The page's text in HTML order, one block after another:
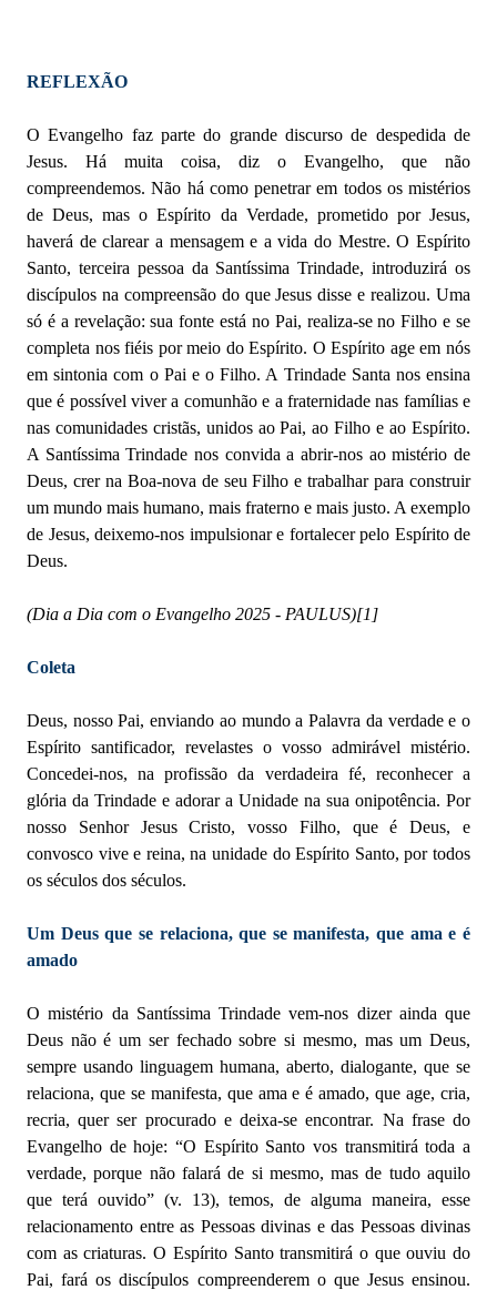
REFLEXÃO
O Evangelho faz parte do grande discurso de despedida de
Jesus. Há muita coisa, diz o Evangelho, que não
compreendemos. Não há como penetrar em todos os mistérios
de Deus, mas o Espírito da Verdade, prometido por Jesus,
haverá de clarear a mensagem e a vida do Mestre. O Espírito
Santo, terceira pessoa da Santíssima Trindade, introduzirá os
discípulos na compreensão do que Jesus disse e realizou. Uma
só é a revelação: sua fonte está no Pai, realiza-se no Filho e se
completa nos fiéis por meio do Espírito. O Espírito age em nós
em sintonia com o Pai e o Filho. A Trindade Santa nos ensina
que é possível viver a comunhão e a fraternidade nas famílias e
nas comunidades cristãs, unidos ao Pai, ao Filho e ao Espírito.
A Santíssima Trindade nos convida a abrir-nos ao mistério de
Deus, crer na Boa-nova de seu Filho e trabalhar para construir
um mundo mais humano, mais fraterno e mais justo. A exemplo
de Jesus, deixemo-nos impulsionar e fortalecer pelo Espírito de
Deus.
(Dia a Dia com o Evangelho 2025 - PAULUS)[1]
Coleta
Deus, nosso Pai, enviando ao mundo a Palavra da verdade e o
Espírito santificador, revelastes o vosso admirável mistério.
Concedei-nos, na profissão da verdadeira fé, reconhecer a
glória da Trindade e adorar a Unidade na sua onipotência. Por
nosso Senhor Jesus Cristo, vosso Filho, que é Deus, e
convosco vive e reina, na unidade do Espírito Santo, por todos
os séculos dos séculos.
Um Deus que se relaciona, que se manifesta, que ama e é
amado
O mistério da Santíssima Trindade vem-nos dizer ainda que
Deus não é um ser fechado sobre si mesmo, mas um Deus,
sempre usando linguagem humana, aberto, dialogante, que se
relaciona, que se manifesta, que ama e é amado, que age, cria,
recria, quer ser procurado e deixa-se encontrar. Na frase do
Evangelho de hoje: “O Espírito Santo vos transmitirá toda a
verdade, porque não falará de si mesmo, mas de tudo aquilo
que terá ouvido” (v. 13), temos, de alguma maneira, esse
relacionamento entre as Pessoas divinas e das Pessoas divinas
com as criaturas. O Espírito Santo transmitirá o que ouviu do
Pai, fará os discípulos compreenderem o que Jesus ensinou.